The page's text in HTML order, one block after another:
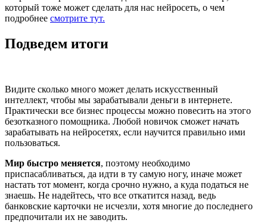
который тоже может сделать для нас нейросеть, о чем
подробнее смотрите тут.
Подведем итоги
Видите сколько много может делать искусственный
интеллект, чтобы мы зарабатывали деньги в интернете.
Практически все бизнес процессы можно повесить на этого
безотказного помощника. Любой новичок сможет начать
зарабатывать на нейросетях, если научится правильно ими
пользоваться.
Мир быстро меняется, поэтому необходимо
приспасабливаться, да идти в ту самую ногу, иначе может
настать тот момент, когда срочно нужно, а куда податься не
знаешь. Не надейтесь, что все откатится назад, ведь
банковские карточки не исчезли, хотя многие до последнего
предпочитали их не заводить.